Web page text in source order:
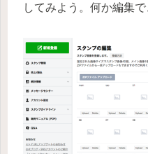
してみよう。何か編集で